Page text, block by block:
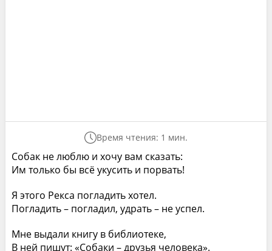
Время чтения: 1 мин.
Собак не люблю и хочу вам сказать:
Им только бы всё укусить и порвать!
Я этого Рекса погладить хотел.
Погладить – погладил, удрать – не успел.
Мне выдали книгу в библиотеке,
В ней пишут: «Собаки – друзья человека».